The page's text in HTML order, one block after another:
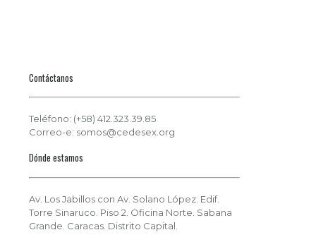
Contáctanos
Teléfono: (+58) 412.323.39.85
Correo-e: somos@cedesex.org
Dónde estamos
Av. Los Jabillos con Av. Solano López. Edif.
Torre Sinaruco. Piso 2. Oficina Norte. Sabana
Grande. Caracas. Distrito Capital.